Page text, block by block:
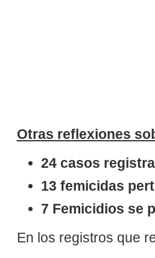
Otras reflexiones
24 casos
13 femicidas
7 Femicidios se
En los registros que